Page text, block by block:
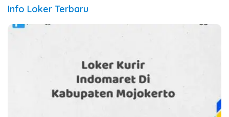
Info Loker Terbaru